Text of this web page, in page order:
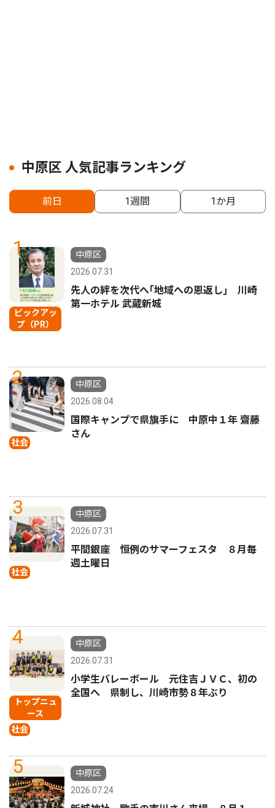
中原区 人気記事ランキング
前日 1週間 1か月
1
ピックアッ
プ（PR）
中原区
2026.07.31
先人の絆を次代へ｢地域への恩返し｣ 川崎
第一ホテル 武蔵新城
2
社会
中原区
2026.08.04
国際キャンプで県旗手に 中原中１年 齋藤
さん
3
社会
中原区
2026.07.31
平間銀座 恒例のサマーフェスタ ８月毎
週土曜日
4
トップニュ
ース
社会
中原区
2026.07.31
小学生バレーボール 元住吉ＪＶＣ、初の
全国へ 県制し、川崎市勢８年ぶり
5
中原区
2026.07.24